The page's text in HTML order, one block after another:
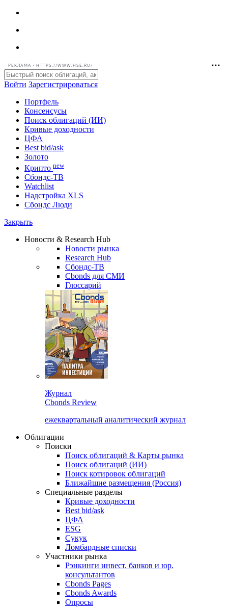
РЕКЛАМА • HTTPS://WWW.HSE.RU/
Войти Зарегистрироваться
Портфель
Консенсусы
Поиск облигаций (ИИ)
Кривые доходности
ЦФА
Best bid/ask
Золото
Крипто new
Watchlist
Сбондс Люди
Новости & Research Hub
Новости рынка
Research Hub
Сбондс-ТВ
Cbonds для СМИ
Глоссарий
Cbonds Review
ежеквартальный аналитический журнал
Облигации
Поиски
Поиск облигаций & Карты рынка
Поиск облигаций (ИИ)
Поиск котировок облигаций
Ближайшие размещения (Россия)
Специальные разделы
Кривые доходности
Best bid/ask
ЦФА
ESG
Сукук
Ломбардные списки
Участники рынка
Рэнкинги инвест. банков и юр.